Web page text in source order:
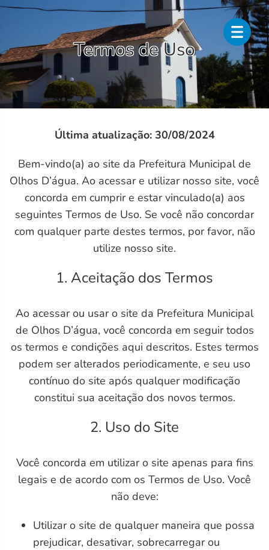
Termos de Uso
Última atualização: 30/08/2024
Bem-vindo(a) ao site da Prefeitura Municipal de
Olhos D’água. Ao acessar e utilizar nosso site, você
concorda em cumprir e estar vinculado(a) aos
seguintes Termos de Uso. Se você não concordar
com qualquer parte destes termos, por favor, não
utilize nosso site.
1. Aceitação dos Termos
Ao acessar ou usar o site da Prefeitura Municipal
de Olhos D’água, você concorda em seguir todos
os termos e condições aqui descritos. Estes termos
podem ser alterados periodicamente, e seu uso
contínuo do site após qualquer modificação
constitui sua aceitação dos novos termos.
2. Uso do Site
Você concorda em utilizar o site apenas para fins
legais e de acordo com os Termos de Uso. Você
não deve:
Utilizar o site de qualquer maneira que possa
prejudicar, desativar, sobrecarregar ou